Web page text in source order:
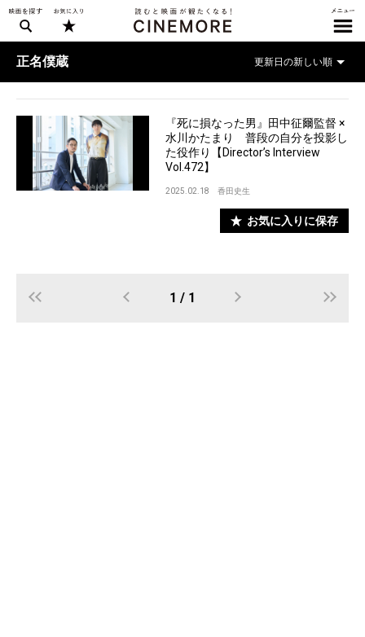
正名僕蔵
『死に損なった男』田中征爾監督 ×
水川かたまり 普段の自分を投影し
た役作り【Director’s Interview
Vol.472】
2025.02.18 香田史生
お気に入りに保存
1 / 1